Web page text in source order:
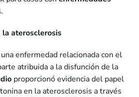
.
aterosclerosis
enfermedad relacionada con el
atribuida a la disfunción de la
proporcionó evidencia del papel
en la aterosclerosis a través